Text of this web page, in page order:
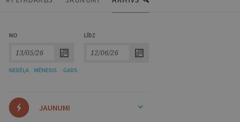
NO LĪDZ
NEDĒĻA MĒNESIS GADS
JAUNUMI